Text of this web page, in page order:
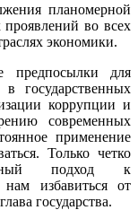
планомерной
во всех
экономики.
предпосылки для
государственных
коррупции и
современных
применение
Только четко
подход к
избавиться от
государства.